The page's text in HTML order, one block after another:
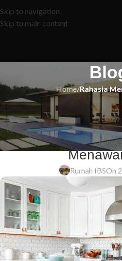
Skip to navigation
Skip to main content
Home/Rahasia
RAHASIA
🏡 8 Tip
Tradisional
Rumah IBSOn